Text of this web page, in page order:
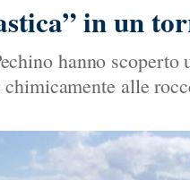
in un
hanno scoperto
alle